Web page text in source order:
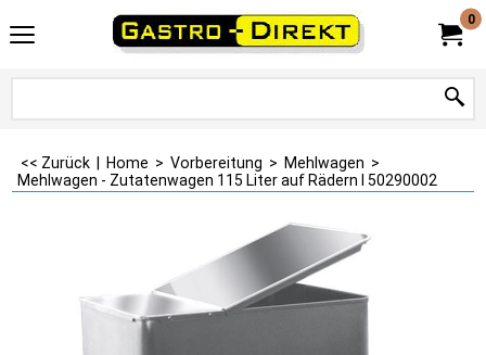
0
<< Zurück Home > Vorbereitung > Mehlwagen >
Mehlwagen - Zutatenwagen 115 Liter auf Rädern I 50290002